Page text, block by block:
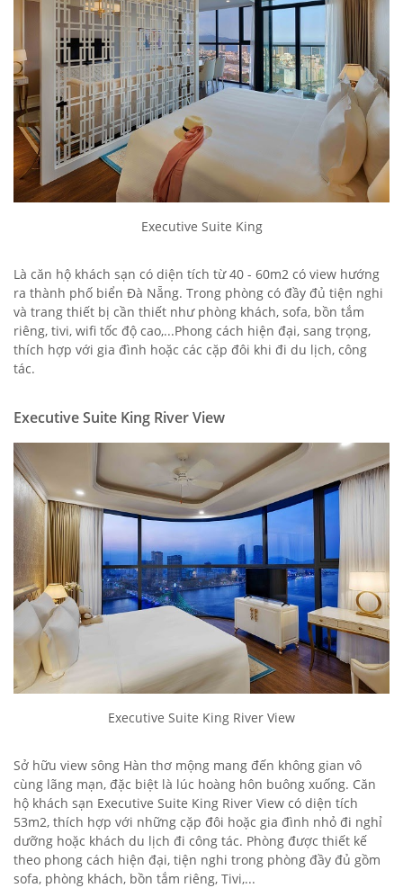
Executive Suite King
Là căn hộ khách sạn có diện tích từ 40 - 60m2 có view hướng
ra thành phố biển Đà Nẵng. Trong phòng có đầy đủ tiện nghi
và trang thiết bị cần thiết như phòng khách, sofa, bồn tắm
riêng, tivi, wifi tốc độ cao,...Phong cách hiện đại, sang trọng,
thích hợp với gia đình hoặc các cặp đôi khi đi du lịch, công
tác.
Executive Suite King River View
Executive Suite King River View
Sở hữu view sông Hàn thơ mộng mang đến không gian vô
cùng lãng mạn, đặc biệt là lúc hoàng hôn buông xuống. Căn
hộ khách sạn Executive Suite King River View có diện tích
53m2, thích hợp với những cặp đôi hoặc gia đình nhỏ đi nghỉ
dưỡng hoặc khách du lịch đi công tác. Phòng được thiết kế
theo phong cách hiện đại, tiện nghi trong phòng đầy đủ gồm
sofa, phòng khách, bồn tắm riêng, Tivi,...